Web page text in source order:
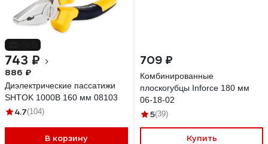
743 ₽
886 ₽
Диэлектрические пассатижи
SHTOK 1000В 160 мм 08103
4.7(104)
В корзину
709 ₽
Комбинированные
плоскогубцы Inforce 180 мм
06-18-02
5(39)
Купить